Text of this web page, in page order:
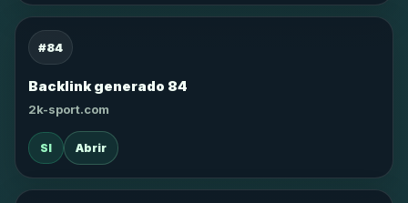
#84
Backlink generado 84
2k-sport.com
SI Abrir